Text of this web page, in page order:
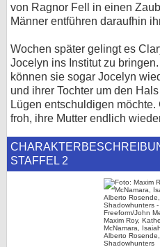
von Ragnor Fell in einen
Männer entführen daraufhin
Wochen später gelingt es
Jocelyn ins Institut zu
können sie sogar Jocelyn
und ihrer Tochter um den
Lügen entschuldigen
froh, ihre Mutter endlich
STAFFEL 2
Maxim Roy,
McNamara,
Alberto Rosende,
Shadowhunters